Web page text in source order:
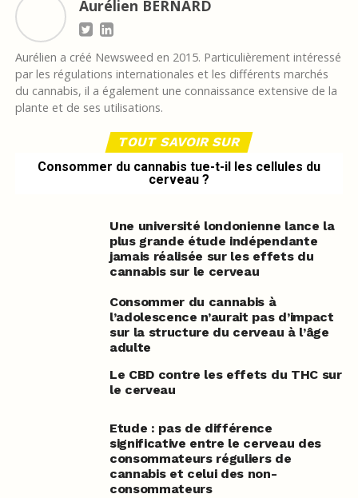
Aurélien BERNARD
Aurélien a créé Newsweed en 2015. Particulièrement intéressé
par les régulations internationales et les différents marchés
du cannabis, il a également une connaissance extensive de la
plante et de ses utilisations.
TOUT SAVOIR SUR
Consommer du cannabis tue-t-il les cellules du
cerveau ?
Une université londonienne lance la
plus grande étude indépendante
jamais réalisée sur les effets du
cannabis sur le cerveau
Consommer du cannabis à
l’adolescence n’aurait pas d’impact
sur la structure du cerveau à l’âge
adulte
Le CBD contre les effets du THC sur
le cerveau
Etude : pas de différence
significative entre le cerveau des
consommateurs réguliers de
cannabis et celui des non-
consommateurs